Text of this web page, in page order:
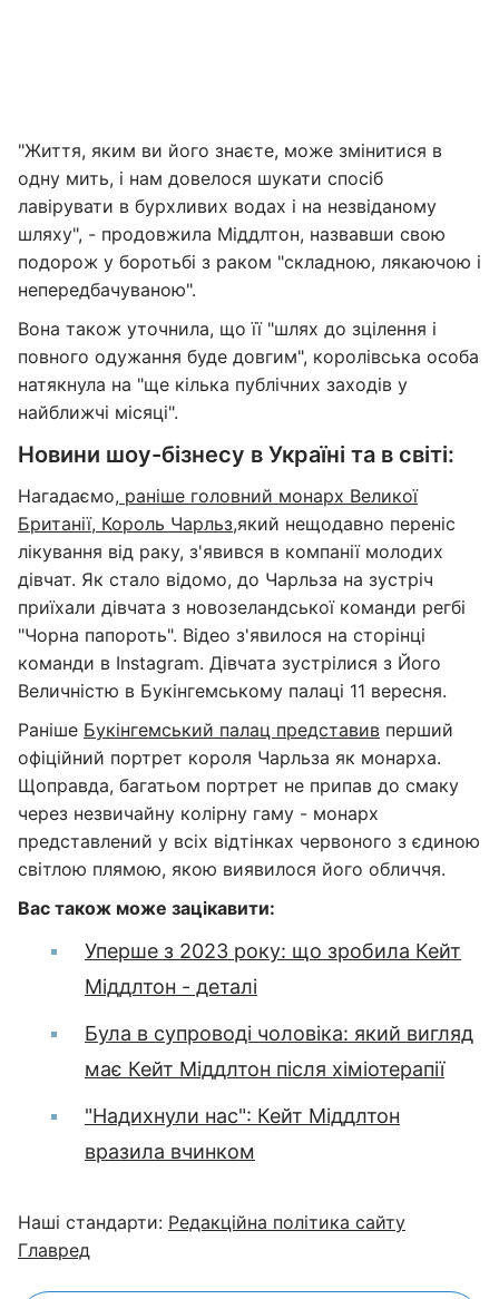
"Життя, яким ви його знаєте, може змінитися в
одну мить, і нам довелося шукати спосіб
лавірувати в бурхливих водах і на незвіданому
шляху", - продовжила Міддлтон, назвавши свою
подорож у боротьбі з раком "складною, лякаючою і
непередбачуваною".
Вона також уточнила, що її "шлях до зцілення і
повного одужання буде довгим", королівська особа
натякнула на "ще кілька публічних заходів у
найближчі місяці".
Новини шоу-бізнесу в Україні та в світі:
Нагадаємо, раніше головний монарх Великої
Британії, Король Чарльз,який нещодавно переніс
лікування від раку, з'явився в компанії молодих
дівчат. Як стало відомо, до Чарльза на зустріч
приїхали дівчата з новозеландської команди регбі
"Чорна папороть". Відео з'явилося на сторінці
команди в Instagram. Дівчата зустрілися з Його
Величністю в Букінгемському палаці 11 вересня.
Раніше Букінгемський палац представив перший
офіційний портрет короля Чарльза як монарха.
Щоправда, багатьом портрет не припав до смаку
через незвичайну колірну гаму - монарх
представлений у всіх відтінках червоного з єдиною
світлою плямою, якою виявилося його обличчя.
Вас також може зацікавити:
Уперше з 2023 року: що зробила Кейт
Міддлтон - деталі
Була в супроводі чоловіка: який вигляд
має Кейт Міддлтон після хіміотерапії
"Надихнули нас": Кейт Міддлтон
вразила вчинком
Наші стандарти: Редакційна політика сайту
Главред